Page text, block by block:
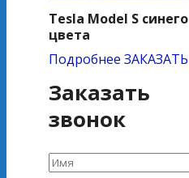
Tesla Model S синего
цвета
Подробнее ЗАКАЗАТЬ
Заказать
звонок